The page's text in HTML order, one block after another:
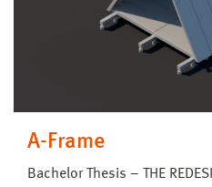
A-Frame
Bachelor Thesis – THE